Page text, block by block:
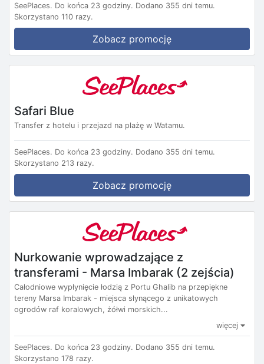
SeePlaces. Do końca 23 godziny. Dodano 355 dni temu.
Skorzystano 110 razy.
Zobacz promocję
Safari Blue
Transfer z hotelu i przejazd na plażę w Watamu.
SeePlaces. Do końca 23 godziny. Dodano 355 dni temu.
Skorzystano 213 razy.
Zobacz promocję
Nurkowanie wprowadzające z
transferami - Marsa Imbarak (2 zejścia)
Całodniowe wypłynięcie łodzią z Portu Ghalib na przepiękne
tereny Marsa Imbarak - miejsca słynącego z unikatowych
ogrodów raf koralowych, żółwi morskich...
więcej
SeePlaces. Do końca 23 godziny. Dodano 355 dni temu.
Skorzystano 178 razy.